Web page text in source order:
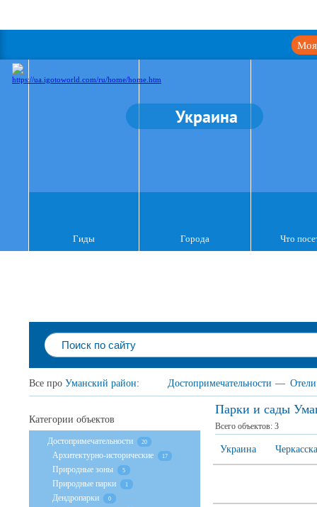
Моя
Украина
Гиды Города Что
Все про Уманский район: Достопримечательности — Отели
Парки и сады
Всего объектов: 3
Украина
Категории объектов
Достопримечательности 20
Архитектурно-исторические 17
Природные зоны 5
Природные парки 1
Дендропарки 0